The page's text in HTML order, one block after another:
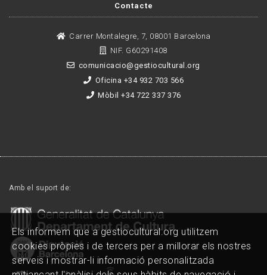
Contacte
Carrer Montalegre, 7, 08001 Barcelona
NIF. G60291408
comunicacio@gestiocultural.org
Oficina +34 932 703 566
Mòbil +34 722 337 376
Amb el suport de:
Els informem que a gestiocultural.org utilitzem
cookies pròpies i de tercers per a millorar els nostres
serveis i mostrar-li informació personalitzada